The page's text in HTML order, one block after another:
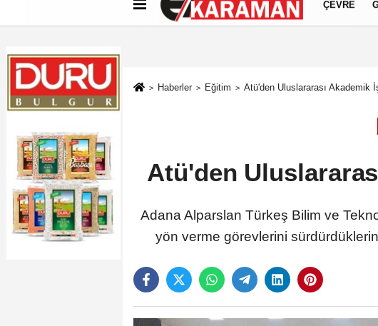
Künye İletişim Çerez Politikası Gizlilik İlkeleri
ÇEVRE
Haberler Eğitim Atü'den Uluslararası Akademik
Atü'den
Adana Alparslan Türkeş Bilim ve
yön verme görevlerini